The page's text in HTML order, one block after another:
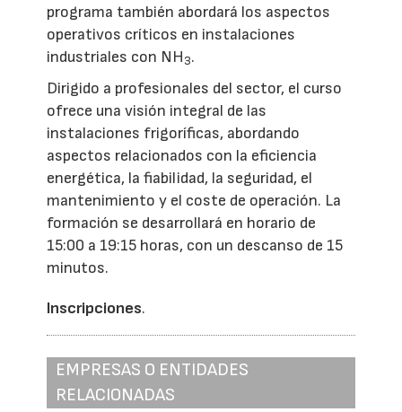
programa también abordará los aspectos
operativos críticos en instalaciones
industriales con NH3.
Dirigido a profesionales del sector, el curso
ofrece una visión integral de las
instalaciones frigoríficas, abordando
aspectos relacionados con la eficiencia
energética, la fiabilidad, la seguridad, el
mantenimiento y el coste de operación. La
formación se desarrollará en horario de
15:00 a 19:15 horas, con un descanso de 15
minutos.
Inscripciones.
EMPRESAS O ENTIDADES
RELACIONADAS